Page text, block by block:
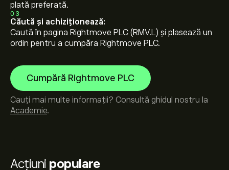
Acțiuni populare
plată preferată.
03
Căută și achiziționează:
Caută în pagina Rightmove PLC (RMV.L) și plasează un
ordin pentru a cumpăra Rightmove PLC.
Cumpără Rightmove PLC
Cauți mai multe informații? Consultă ghidul nostru la
Academie.